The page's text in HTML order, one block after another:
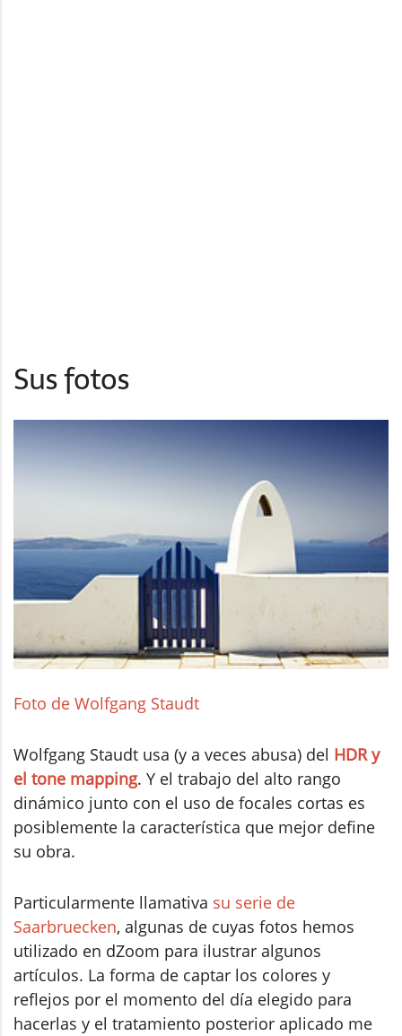
Sus fotos
Foto de Wolfgang Staudt
Wolfgang Staudt usa (y a veces abusa) del HDR y
el tone mapping. Y el trabajo del alto rango
dinámico junto con el uso de focales cortas es
posiblemente la característica que mejor define
su obra.
Particularmente llamativa su serie de
Saarbruecken, algunas de cuyas fotos hemos
utilizado en dZoom para ilustrar algunos
artículos. La forma de captar los colores y
reflejos por el momento del día elegido para
hacerlas y el tratamiento posterior aplicado me